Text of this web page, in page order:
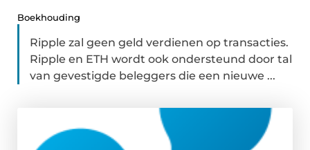
Boekhouding
Ripple zal geen geld verdienen op transacties.
Ripple en ETH wordt ook ondersteund door tal
van gevestigde beleggers die een nieuwe ...